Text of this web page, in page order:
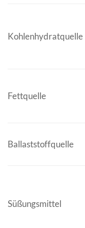
Kohlenhydratquelle
Fettquelle
Ballaststoffquelle
Süßungsmittel